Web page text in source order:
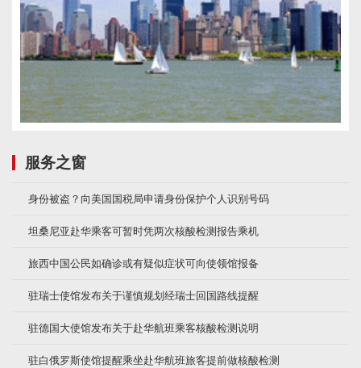
服务之窗
身份被盗？向美国国税局申请身份保护个人识别号码
坦桑尼亚赴华乘客可暂时凭两次核酸检测报告乘机
旅西中国公民如确诊或有疑似症状可向使领馆报备
驻瑞士使馆发布关于谨慎规划经瑞士回国路线提醒
驻德国大使馆发布关于赴华航班乘客核酸检测说明
驻白俄罗斯使馆提醒乘坐赴华航班旅客提前做核酸检测